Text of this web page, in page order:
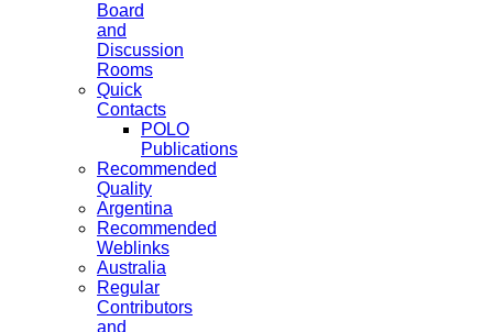
Board
and
Discussion
Rooms
Quick
Contacts
POLO
Publications
Recommended
Quality
Argentina
Recommended
Weblinks
Australia
Regular
Contributors
and